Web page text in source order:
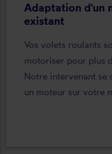
Adaptation d'un
existant
Vos volets roulants
motoriser pour plus
Notre intervenant se
un moteur sur votre